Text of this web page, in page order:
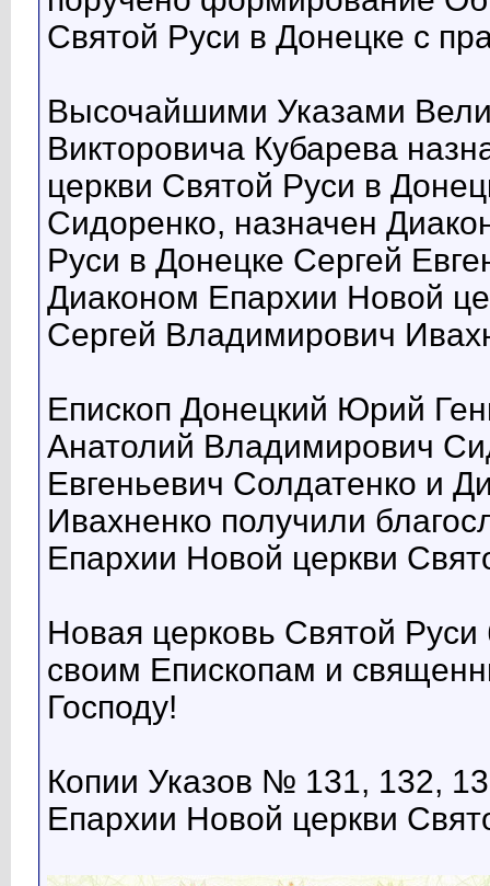
Святой Руси в Донецке с
Высочайшими Указами
Викторовича Кубарева
церкви Святой Руси в
Сидоренко, назначен
Руси в Донецке Сергей
Диаконом Епархии Новой
Сергей Владимирович
Епископ Донецкий Юрий
Анатолий Владимирович
Евгеньевич Солдатенко и
Ивахненко получили
Епархии Новой церкви
Новая церковь Святой
своим Епископам и
Господу!
Копии Указов № 131, 132,
Епархии Новой церкви